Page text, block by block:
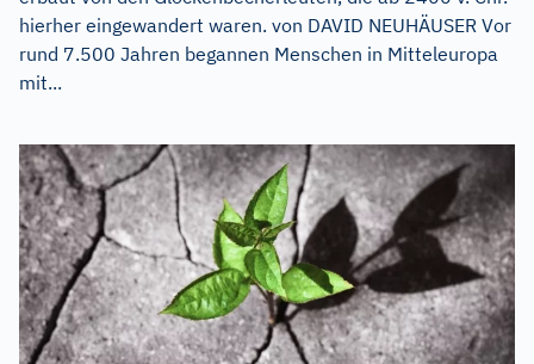
hierher eingewandert waren. von DAVID NEUHÄUSER Vor
rund 7.500 Jahren begannen Menschen in Mitteleuropa
mit...